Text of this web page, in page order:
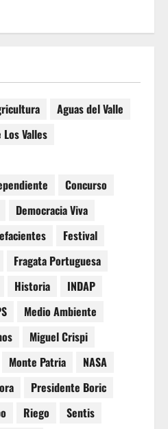
Aguas del Valle
Valles
Concurso
Democracia Viva
Festival
Fragata Portuguesa
Historia
INDAP
Medio Ambiente
Miguel Crispi
Monte Patria
NASA
Presidente Boric
Riego
Sentis